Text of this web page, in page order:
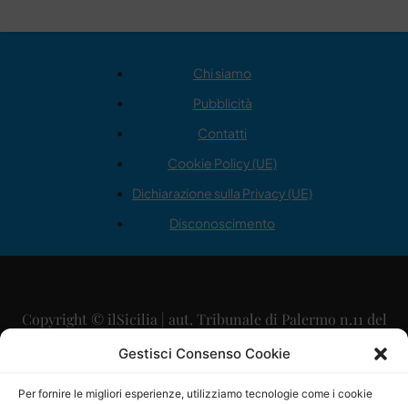
Gestisci Consenso Cookie
Per fornire le migliori esperienze, utilizziamo tecnologie come i cookie
Chi siamo
Pubblicità
Contatti
Cookie Policy (UE)
Dichiarazione sulla Privacy (UE)
Disconoscimento
Copyright © ilSicilia | aut. Tribunale di Palermo n.11 del
29/09/2015